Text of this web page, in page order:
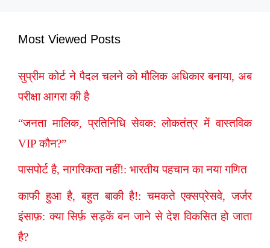
Most Viewed Posts
सुप्रीम कोर्ट ने पैदल चलने को मौलिक अधिकार बनाया, अब
परीक्षा आगरा की है
“जनता मालिक, प्रतिनिधि सेवक: लोकतंत्र में वास्तविक
VIP कौन?”
पासपोर्ट है, नागरिकता नहीं!: भारतीय पहचान का नया गणित
काफी हुआ है, बहुत बाकी है!: चमकते एक्सप्रेसवे, जर्जर
इंसाफ़: क्या सिर्फ़ सड़कें बन जाने से देश विकसित हो जाता
है?